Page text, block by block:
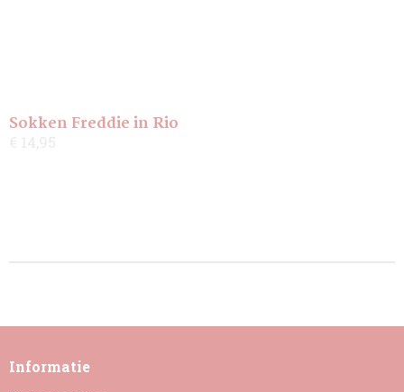
Sokken Freddie in Rio
Informatie